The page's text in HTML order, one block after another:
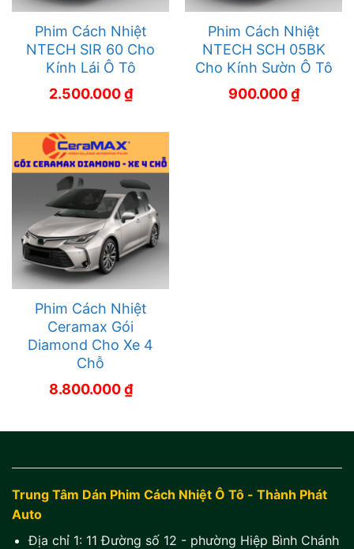
Phim Cách Nhiệt
NTECH SIR 60 Cho
Kính Lái Ô Tô
2.500.000₫
Phim Cách Nhiệt
NTECH SCH 05BK
Cho Kính Sườn Ô Tô
900.000₫
Phim Cách Nhiệt
Ceramax Gói
Diamond Cho Xe 4
Chỗ
8.800.000₫
Trung Tâm Dán Phim Cách Nhiệt Ô Tô - Thành Phát
Auto
Địa chỉ 1: 11 Đường số 12 - phường Hiệp Bình Chánh